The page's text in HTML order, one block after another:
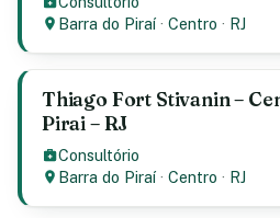
Barra do Piraí ·Centro · RJ
Thiago Fort Stivanin –
Pirai – RJ
Consultório
Barra do Piraí ·Centro · RJ